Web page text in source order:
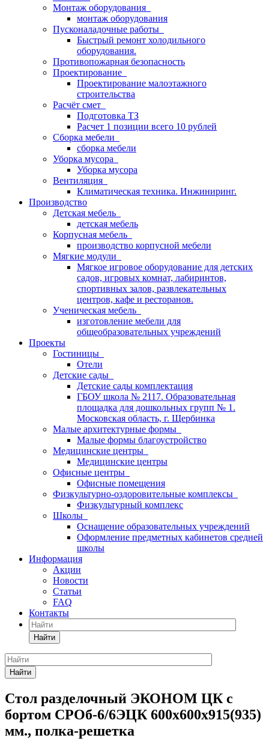
Монтаж оборудования
монтаж оборудования
Пусконаладочные работы
Быстрый ремонт холодильного
оборудования.
Противопожарная безопасность
Проектирование
Проектирование малоэтажного
строительства
Расчёт смет
Подготовка ТЗ
Расчет 1 позиции всего 10 рублей
Сборка мебели
сборка мебели
Уборка мусора
Уборка мусора
Вентиляция
Климатическая техника. Инжиниринг.
Производство
Детская мебель
детская мебель
Корпусная мебель
производство корпусной мебели
Мягкие модули
Мягкое игровое оборудование для детских
садов, игровых комнат, лабиринтов,
спортивных залов, развлекательных
центров, кафе и ресторанов.
Ученическая мебель
изготовление мебели для
общеобразовательных учреждений
Проекты
Гостиницы
Отели
Детские сады
Детские сады комплектация
ГБОУ школа № 2117. Образовательная
площадка для дошкольных групп № 1.
Московская область, г. Щербинка
Малые архитектурные формы
Малые формы благоустройство
Медицинские центры
Медицинские центры
Офисные центры
Офисные помещения
Физкультурно-оздоровительные комплексы
Физкультурный комплекс
Школы
Оснащение образовательных учреждений
Оформление предметных кабинетов средней
школы
Информация
Акции
Новости
Статьи
FAQ
Контакты
Найти
Найти
Стол разделочный ЭКОНОМ ЦК с
бортом СРОб-6/6ЭЦК 600х600х915(935)
мм., полка-решетка